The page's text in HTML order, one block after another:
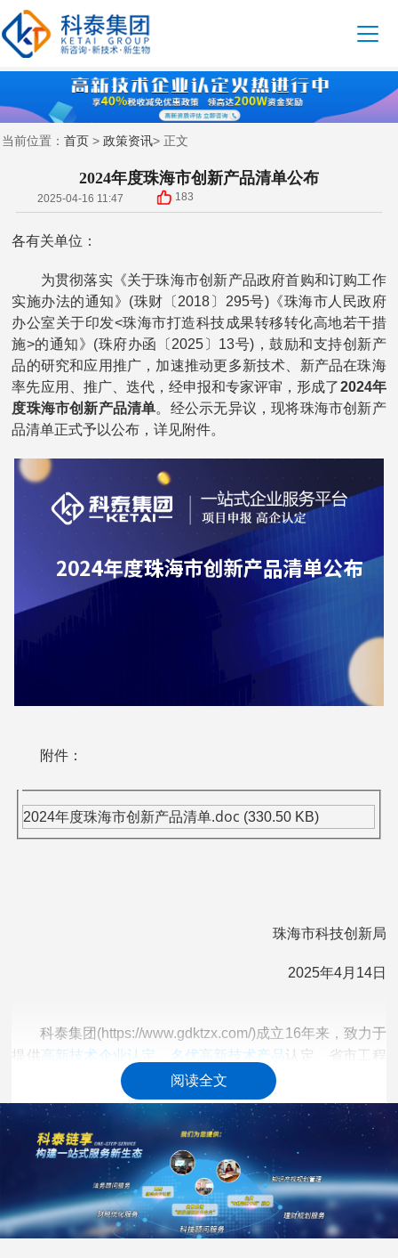
当前位置： 首页 > 政策资讯> 正文
2024年度珠海市创新产品清单公布
2025-04-16 11:47 183
各有关单位：
为贯彻落实《关于珠海市创新产品政府首购和订购工作
实施办法的通知》(珠财〔2018〕295号)《珠海市人民政府
办公室关于印发<珠海市打造科技成果转移转化高地若干措
施>的通知》(珠府办函〔2025〕13号)，鼓励和支持创新产
品的研究和应用推广，加速推动更多新技术、新产品在珠海
率先应用、推广、迭代，经申报和专家评审，形成了2024年
度珠海市创新产品清单。经公示无异议，现将珠海市创新产
品清单正式予以公布，详见附件。
附件：
2024年度珠海市创新产品清单.doc (330.50 KB)
珠海市科技创新局
2025年4月14日
科泰集团(https://www.gdktzx.com/)成立16年来，致力于
提供 高新技术企业认定 名优高新技术产品 认定、省市工程
中心认定、省市企业技术中心认定、省市工业设计中心认
定、省市重点实验室认定、新型研发机构认定、 专精特新中
小企业 、专精特新“小巨人”、制造业单项冠军、专利软著申
请、研发费用加计扣除 两化融合贯标
认证、科技型中小企
业评价入库、创新创业大赛、专利奖、科学技术奖、
科技成果转化等服务。关注【科小泰】公众号，及
时获取最新科技项目资讯！
阅读全文